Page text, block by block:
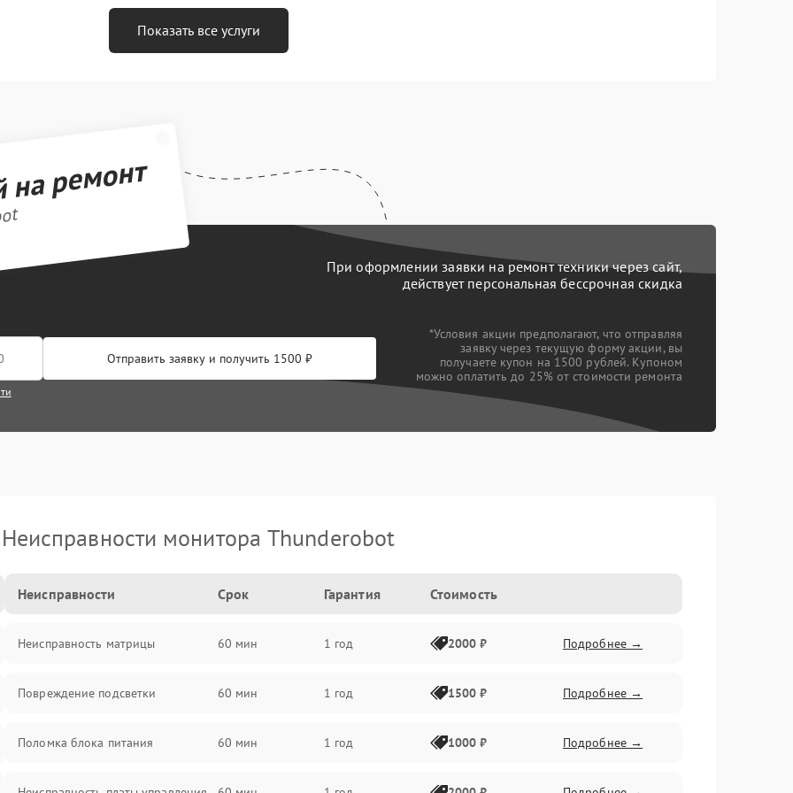
Показать все услуги
ремонт
При оформлении заявки на ремонт техники через сайт,
действует персональная бессрочная скидка
Отправить заявку и получить 1500 ₽
*Условия акции предполагают, что отправляя
заявку через текущую форму акции, вы
получаете купон на 1500 рублей. Купоном
можно оплатить до 25% от стоимости ремонта
Неисправности монитора Thunderobot
Неисправности Срок Гарантия Стоимость
Неисправность матрицы 60 мин 1 год 2000 ₽ Подробнее →
Повреждение подсветки 60 мин 1 год 1500 ₽ Подробнее →
Поломка блока питания 60 мин 1 год 1000 ₽ Подробнее →